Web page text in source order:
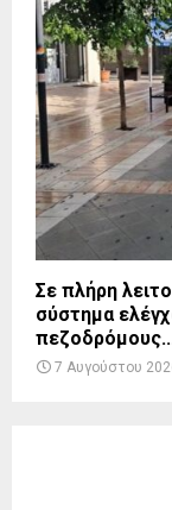
Σε πλήρη
σύστημα
7 Αυγούστου